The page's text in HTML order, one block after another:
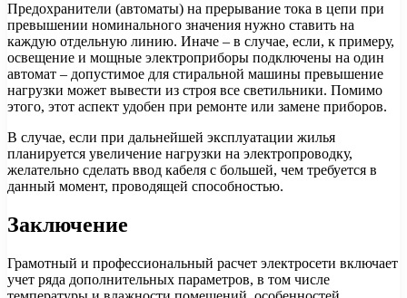
Предохранители (автоматы) на прерывание тока в цепи при
превышении номинального значения нужно ставить на
каждую отдельную линию. Иначе – в случае, если, к примеру,
освещение и мощные электроприборы подключены на один
автомат – допустимое для стиральной машины превышение
нагрузки может вывести из строя все светильники. Помимо
этого, этот аспект удобен при ремонте или замене приборов.
В случае, если при дальнейшей эксплуатации жилья
планируется увеличение нагрузки на электропроводку,
желательно сделать ввод кабеля с большей, чем требуется в
данный момент, проводящей способностью.
Заключение
Грамотный и профессиональный расчет электросети включает
учет ряда дополнительных параметров, в том числе